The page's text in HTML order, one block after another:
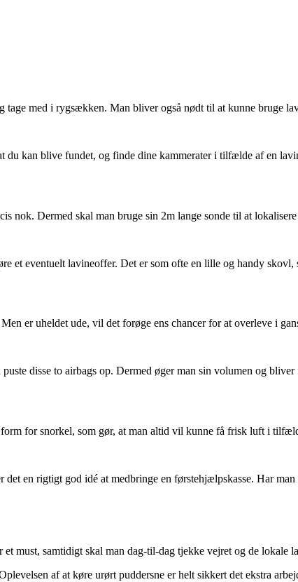
med i rygsækken. Man bliver også nødt til at kunne bruge
kan blive fundet, og finde dine kammerater i tilfælde af en
Dermed skal man bruge sin 2m lange sonde til at
et eventuelt lavineoffer. Det er som ofte en lille og handy
er uheldet ude, vil det forøge ens chancer for at overleve i
disse to airbags op. Dermed øger man sin volumen og
for snorkel, som gør, at man altid vil kunne få frisk luft i
en rigtigt god idé at medbringe en førstehjælpskasse. Har
must, samtidigt skal man dag-til-dag tjekke vejret og de lokale
af at køre urørt puddersne er helt sikkert det ekstra